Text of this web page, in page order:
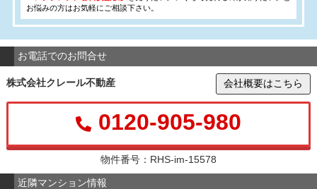
お悩みの方はお気軽にご相談下さい。
お電話でのお問合せ
株式会社クレール不動産 会社概要はこちら
0120-905-980
物件番号：RHS-im-15578
近隣マンション情報